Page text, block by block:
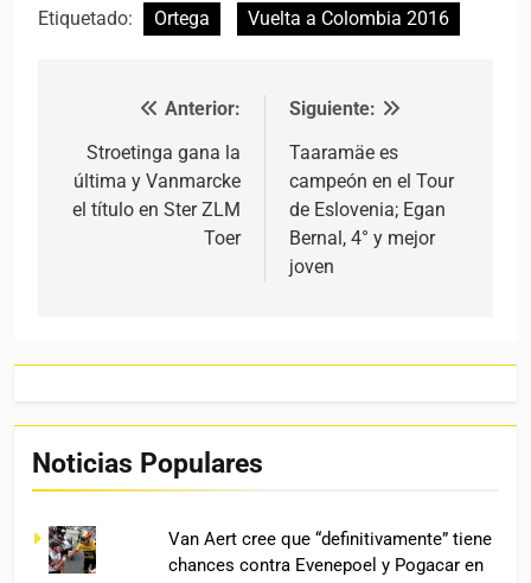
Etiquetado: Ortega Vuelta a Colombia 2016
Navegación de entradas
Anterior:
Stroetinga gana la
última y Vanmarcke
el título en Ster ZLM
Toer
Siguiente:
Taaramäe es
campeón en el Tour
de Eslovenia; Egan
Bernal, 4° y mejor
joven
Noticias Populares
Van Aert cree que “definitivamente” tiene
chances contra Evenepoel y Pogacar en